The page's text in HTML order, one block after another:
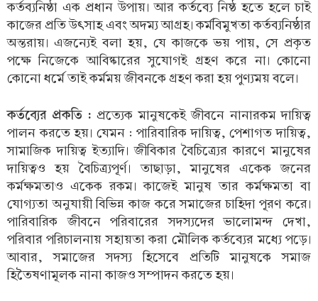
কর্তব্যনিষ্ঠা এক প্রধান উপায়। আর কর্তব্যে নিষ্ঠ হতে হলে চাই
কাজের প্রতি উৎসাহ এবং অদম্য আগ্রহ। কর্মবিমুখতা কর্তব্যনিষ্ঠার
অন্তরায়। এজন্যেই বলা হয়, যে কাজকে ভয় পায়, সে প্রকৃত
পক্ষে নিজেকে আবিষ্কারের সুযোগই গ্রহণ করে না। কোনো
কোনো ধর্মে তাই কর্মময় জীবনকে গ্রহণ করা হয় পুণ্যময় বলে।
কর্তব্যের প্রকতি : প্রত্যেক মানুষকেই জীবনে নানারকম দায়িত্ব
পালন করতে হয়। যেমন : পারিবারিক দায়িত্ব, পেশাগত দায়িত্ব,
সামাজিক দায়িত্ব ইত্যাদি। জীবিকার বৈচিত্র্যের কারণে মানুষের
দায়িত্বও হয় বৈচিত্র্যপূর্ণ। তাছাড়া, মানুষের একেক জনের
কর্মক্ষমতাও একেক রকম। কাজেই মানুষ তার কর্মক্ষমতা বা
যোগ্যতা অনুযায়ী বিভিন্ন কাজ করে সমাজের চাহিদা পূরণ করে।
পারিবারিক জীবনে পরিবারের সদস্যদের ভালোমন্দ দেখা,
পরিবার পরিচালনায় সহায়তা করা মৌলিক কর্তব্যের মধ্যে পড়ে।
আবার, সমাজের সদস্য হিসেবে প্রতিটি মানুষকে সমাজ
হিতৈষণামূলক নানা কাজও সম্পাদন করতে হয়।